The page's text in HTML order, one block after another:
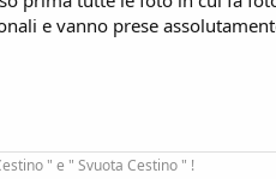
e vanno prese
" e " Svuota Cestino " !